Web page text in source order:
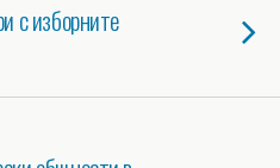
с изборните